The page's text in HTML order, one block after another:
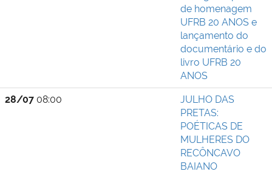
de homenagem
UFRB 20 ANOS e
lançamento do
documentário e do
livro UFRB 20
ANOS
28/07 08:00
JULHO DAS
PRETAS:
POÉTICAS DE
MULHERES DO
RECÔNCAVO
BAIANO